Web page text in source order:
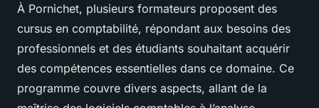
À Pornichet, plusieurs formateurs proposent des
cursus en comptabilité, répondant aux besoins des
professionnels et des étudiants souhaitant acquérir
des compétences essentielles dans ce domaine. Ce
programme couvre divers aspects, allant de la